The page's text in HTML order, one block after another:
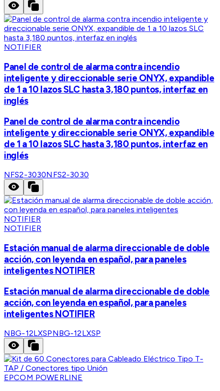
NOTIFIER
Panel de control de alarma contra incendio
inteligente y direccionable serie ONYX, expandible
de 1 a 10 lazos SLC hasta 3,180 puntos, interfaz en
inglés
Panel de control de alarma contra incendio
inteligente y direccionable serie ONYX, expandible
de 1 a 10 lazos SLC hasta 3,180 puntos, interfaz en
inglés
NFS2-3030NFS2-3030
NOTIFIER
Estación manual de alarma direccionable de doble
acción, con leyenda en español, para paneles
inteligentes NOTIFIER
Estación manual de alarma direccionable de doble
acción, con leyenda en español, para paneles
inteligentes NOTIFIER
NBG-12LXSPNBG-12LXSP
EPCOM POWERLINE